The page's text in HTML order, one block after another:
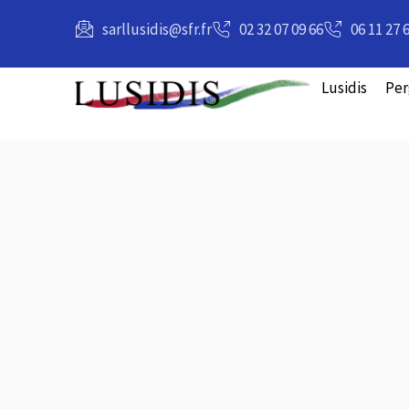
sarllusidis@sfr.fr 02 32 07 09 66 06 11 27
Lusidis